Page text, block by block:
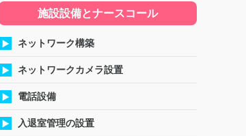
施設設備とナースコール
ネットワーク構築
ネットワークカメラ設置
電話設備
入退室管理の設置